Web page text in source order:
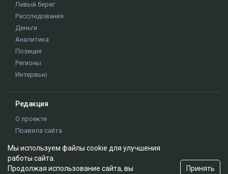
Левый берег
Расследования
Деньги
Аналитика
Позиция
Регионы
Интервью
Редакция
О проекте
Правила сайта
Контакты
Редакционная политика
Мы используем файлы cookie для улучшения
работы сайта.
Продолжая использование сайта, вы
Принять